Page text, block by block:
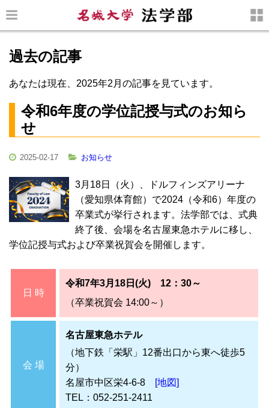
過去の記事
あなたは現在、2025年2月の記事を見ています。
令和6年度の学位記授与式のお知ら
せ
2025-02-17 お知らせ
3月18日（火）、ドルフィンズアリーナ
（愛知県体育館）で2024（令和6）年度の
卒業式が挙行されます。法学部では、式典
終了後、会場を名古屋東急ホテルに移し、
学位記授与式および卒業祝賀会を開催します。
日 時
令和7年3月18日(火) 12：30～
（卒業祝賀会 14:00～）
会 場
名古屋東急ホテル
（地下鉄「栄駅」12番出口から東へ徒歩5
分）
名屋市中区栄4-6-8
[地図]
TEL：052-251-2411